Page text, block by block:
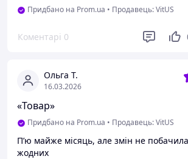
Придбано на Prom.ua • Продавець: VitUS
Коментарі 0
Ольга Т.
16.03.2026
«Товар»
Придбано на Prom.ua • Продавець: VitUS
Пʼю майже місяць, але змін не
жодних